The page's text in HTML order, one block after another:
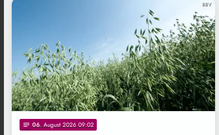
BBV
notes 06. August 2026 09:02